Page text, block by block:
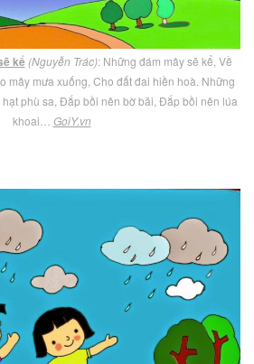
kể (Nguyễn Trác): Những đám mây sẽ kể, Về
mây mưa xuống, Cho đất đai hiền hoà. Những
phù sa, Đắp bồi nên bờ bãi, Đắp bồi nên lúa
khoai… GoiY.vn